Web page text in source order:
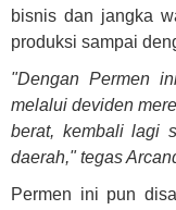
bisnis dan jangka
produksi sampai
"Dengan Permen
melalui deviden
berat, kembali lagi
daerah," tegas
Permen ini pun